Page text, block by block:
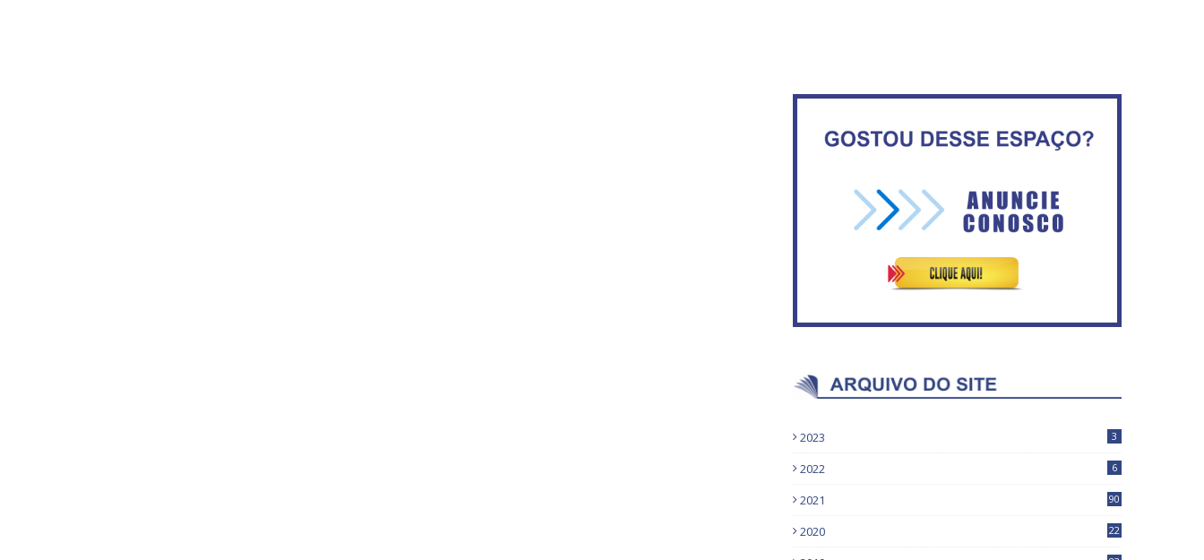
temas consensuais para
IFB abre inscrições para mais
de 2,3 mil vagas
rodas entregues a pessoas
com deficiência
2023 3
2022 6
2021 90
2020
22